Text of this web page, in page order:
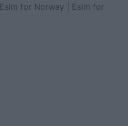
Esim for Norway
Esim for